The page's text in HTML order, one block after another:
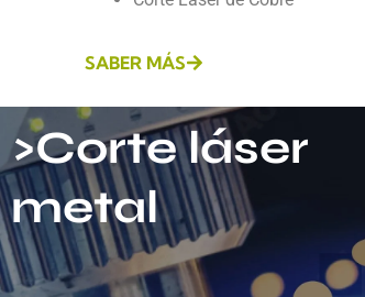
SABER MÁS
>Corte láser
metal